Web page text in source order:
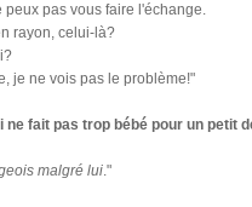
pas vous faire l'échange.
rayon, celui-là?
je ne vois pas le problème!"
fait pas trop bébé pour un petit
malgré lui."